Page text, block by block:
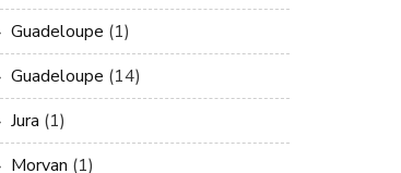
Guadeloupe (1)
Guadeloupe (14)
Jura (1)
Morvan (1)